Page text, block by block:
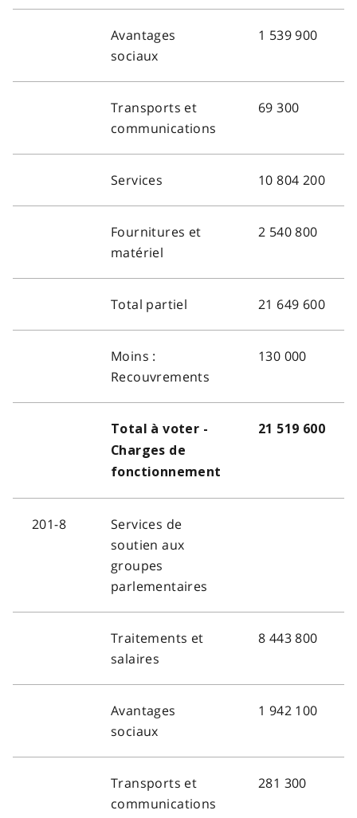
Avantages
sociaux
1 539 900
Transports et
communications
69 300
Services 10 804 200
Fournitures et
matériel
2 540 800
Total partiel 21 649 600
Moins :
Recouvrements
130 000
Total à voter -
Charges de
fonctionnement
21 519 600
201-8
Services de
soutien aux
groupes
parlementaires
Traitements et
salaires
8 443 800
Avantages
sociaux
1 942 100
Transports et
communications
281 300